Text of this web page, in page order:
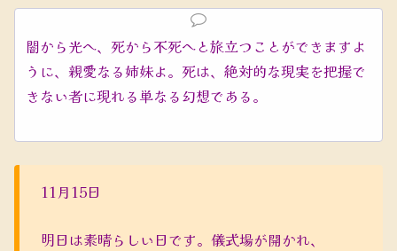
闇から光へ、死から不死へと旅立つことができますよ
うに、親愛なる姉妹よ。死は、絶対的な現実を把握で
きない者に現れる単なる幻想である。
11月15日
明日は素晴らしい日です。儀式場が開かれ、